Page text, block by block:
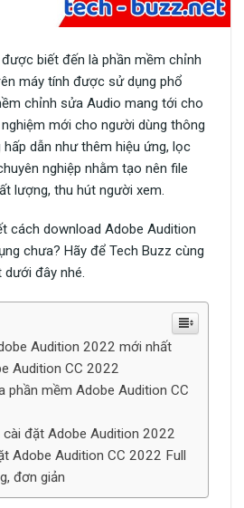
biết đến là phần mềm chỉnh
máy tính được sử dụng phổ
chỉnh sửa Audio mang tới cho
mới cho người dùng thông
dẫn như thêm hiệu ứng, lọc
nghiệp nhằm tạo nên file
lượng, thu hút người xem.
cách download Adobe Audition
chưa? Hãy để Tech Buzz cùng
dưới đây nhé.
Audition 2022 mới nhất
Audition CC 2022
phần mềm Adobe Audition CC
cài đặt Adobe Audition 2022
Adobe Audition CC 2022 Full
đơn giản